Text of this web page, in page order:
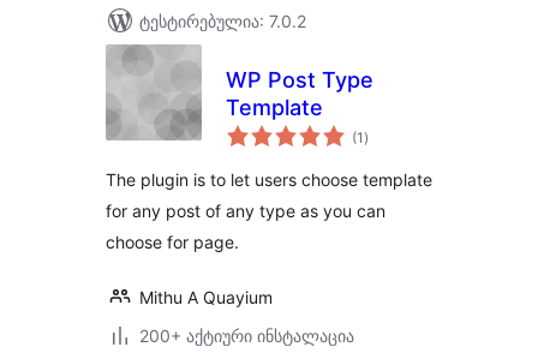
ტესტირებულია: 7.0.2
WP Post Type
Template
(1 საერთო
რეიტინგი
)
The plugin is to let users choose template
for any post of any type as you can
choose for page.
Mithu A Quayium
200+ აქტიური ინსტალაცია